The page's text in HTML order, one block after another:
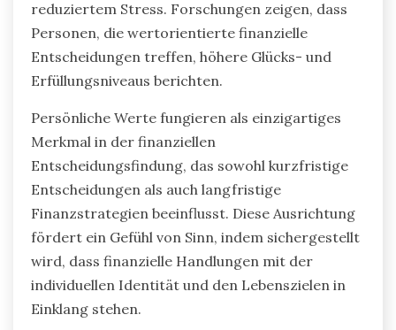
reduziertem Stress. Forschungen zeigen, dass
Personen, die wertorientierte finanzielle
Entscheidungen treffen, höhere Glücks- und
Erfüllungsniveaus berichten.
Persönliche Werte fungieren als einzigartiges
Merkmal in der finanziellen
Entscheidungsfindung, das sowohl kurzfristige
Entscheidungen als auch langfristige
Finanzstrategien beeinflusst. Diese Ausrichtung
fördert ein Gefühl von Sinn, indem sichergestellt
wird, dass finanzielle Handlungen mit der
individuellen Identität und den Lebenszielen in
Einklang stehen.